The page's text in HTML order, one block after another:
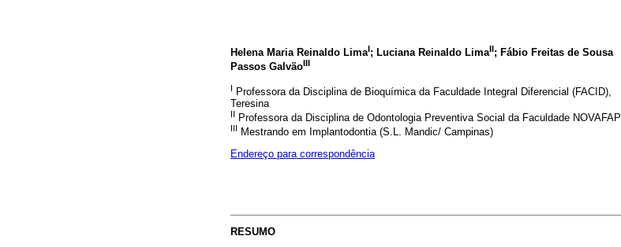
Helena Maria Reinaldo LimaI; Luciana Reinaldo LimaII; Fábio Freitas de Sousa
Passos GalvãoIII
I Professora da Disciplina de Bioquímica da Faculdade Integral Diferencial (FACID),
Teresina
II Professora da Disciplina de Odontologia Preventiva Social da Faculdade NOVAFAPI
III Mestrando em Implantodontia (S.L. Mandic/ Campinas)
Endereço para correspondência
RESUMO